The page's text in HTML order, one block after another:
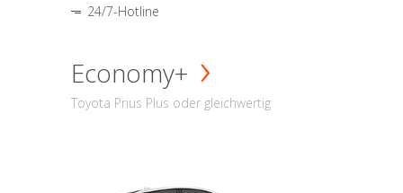
24/7-Hotline
Economy+
Toyota Prius Plus oder gleichwertig